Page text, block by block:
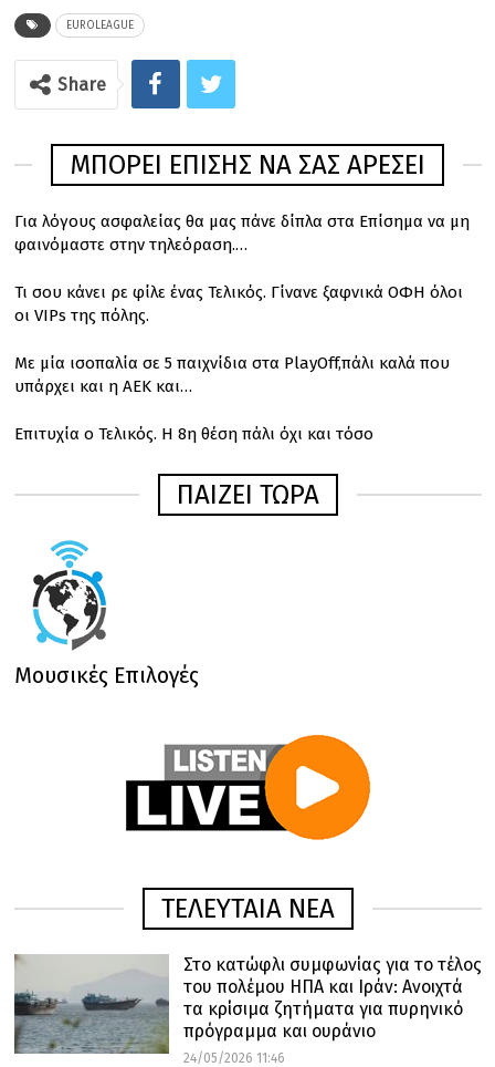
EUROLEAGUE
Share
ΜΠΟΡΕΊ ΕΠΊΣΗΣ ΝΑ ΣΑΣ ΑΡΈΣΕΙ
Για λόγους ασφαλείας θα μας πάνε δίπλα στα Επίσημα να μη
φαινόμαστε στην τηλεόραση.…
Τι σου κάνει ρε φίλε ένας Τελικός. Γίνανε ξαφνικά ΟΦΗ όλοι
οι VIPs της πόλης.
Με μία ισοπαλία σε 5 παιχνίδια στα PlayOff,πάλι καλά που
υπάρχει και η ΑΕΚ και…
Επιτυχία ο Τελικός. Η 8η θέση πάλι όχι και τόσο
ΠΑΙΖΕΙ ΤΩΡΑ
Μουσικές Επιλογές
ΤΕΛΕΥΤΑΙΑ ΝΕΑ
Στο κατώφλι συμφωνίας για το τέλος
του πολέμου ΗΠΑ και Ιράν: Ανοιχτά
τα κρίσιμα ζητήματα για πυρηνικό
πρόγραμμα και ουράνιο
24/05/2026 11:46